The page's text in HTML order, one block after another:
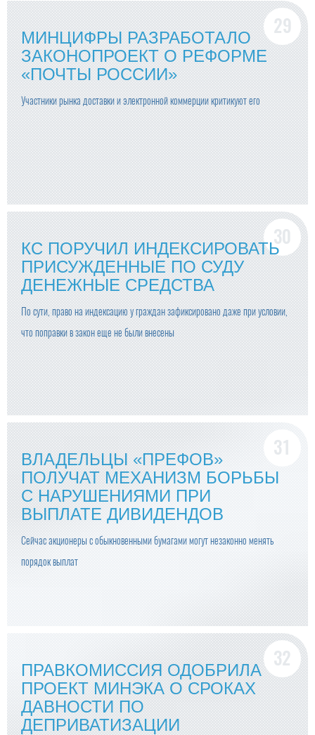
МИНЦИФРЫ РАЗРАБОТАЛО
ЗАКОНОПРОЕКТ О РЕФОРМЕ
«ПОЧТЫ РОССИИ»
Участники рынка доставки и электронной коммерции критикуют его
КС ПОРУЧИЛ ИНДЕКСИРОВАТЬ
ПРИСУЖДЕННЫЕ ПО СУДУ
ДЕНЕЖНЫЕ СРЕДСТВА
По сути, право на индексацию у граждан зафиксировано даже при условии,
что поправки в закон еще не были внесены
ВЛАДЕЛЬЦЫ «ПРЕФОВ»
ПОЛУЧАТ МЕХАНИЗМ БОРЬБЫ
С НАРУШЕНИЯМИ ПРИ
ВЫПЛАТЕ ДИВИДЕНДОВ
Сейчас акционеры с обыкновенными бумагами могут незаконно менять
порядок выплат
ПРАВКОМИССИЯ ОДОБРИЛА
ПРОЕКТ МИНЭКА О СРОКАХ
ДАВНОСТИ ПО
ДЕПРИВАТИЗАЦИИ